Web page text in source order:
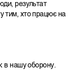
результат
тим, хто працює на
в нашу оборону.